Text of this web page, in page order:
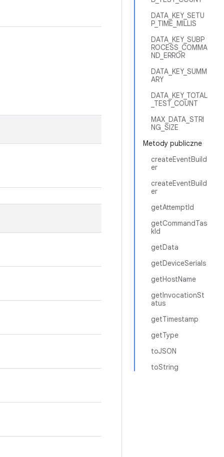
DATA_KEY_SETU
P_TIME_MILLIS
DATA_KEY_SUBP
ROCESS_COMMA
ND_ERROR
DATA_KEY_SUMM
ARY
DATA_KEY_TOTAL
_TEST_COUNT
MAX_DATA_STRI
NG_SIZE
Metody publiczne
createEventBuild
er
createEventBuild
er
getAttemptId
getCommandTas
kId
getData
getDeviceSerials
getHostName
getInvocationSt
atus
getTimestamp
getType
toJSON
toString